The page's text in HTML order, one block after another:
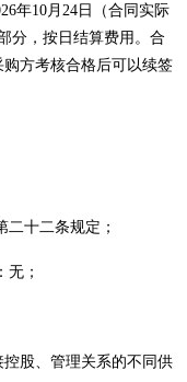
年10月24日
（合同实际
分，按日结算费用。合
方考核合格后可以续签
十二条规定；
无；
控股、管理关系的不同供